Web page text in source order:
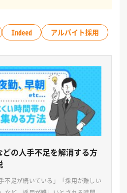
Indeed アルバイト採用
の人手不足を解消する方
不足が続いている」「採用が難しい